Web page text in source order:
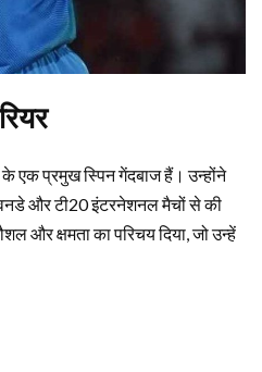
एक प्रमुख स्पिन गेंदबाज हैं। उन्होंने
और टी20 इंटरनेशनल मैचों से की
और क्षमता का परिचय दिया, जो उन्हें